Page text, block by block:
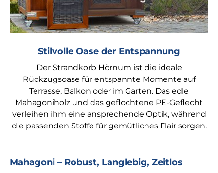
Stilvolle Oase der Entspannung
Der Strandkorb Hörnum ist die ideale
Rückzugsoase für entspannte Momente auf
Terrasse, Balkon oder im Garten. Das edle
Mahagoniholz und das geflochtene PE-Geflecht
verleihen ihm eine ansprechende Optik, während
die passenden Stoffe für gemütliches Flair sorgen.
Mahagoni – Robust, Langlebig, Zeitlos